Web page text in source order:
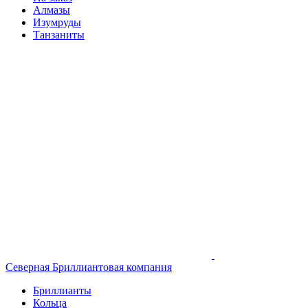
Алмазы
Изумруды
Танзаниты
Северная Бриллиантовая компания
Бриллианты
Кольца